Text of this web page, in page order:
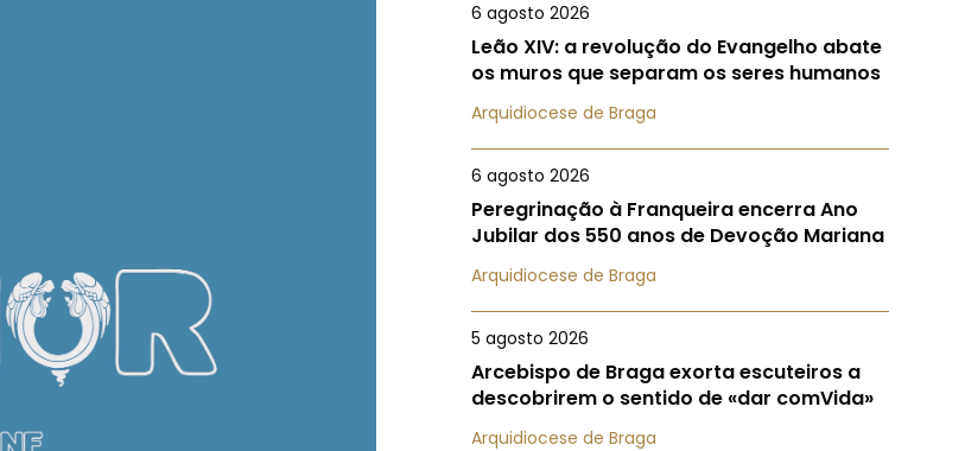
6 agosto 2026
Leão XIV: a revolução do Evangelho abate
os muros que separam os seres humanos
Arquidiocese de Braga
6 agosto 2026
Peregrinação à Franqueira encerra Ano
Jubilar dos 550 anos de Devoção Mariana
Arquidiocese de Braga
5 agosto 2026
Arcebispo de Braga exorta escuteiros a
descobrirem o sentido de «dar comVida»
Arquidiocese de Braga